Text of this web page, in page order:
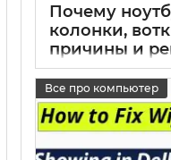
Почему
колонки,
причины и
Все про компьютер